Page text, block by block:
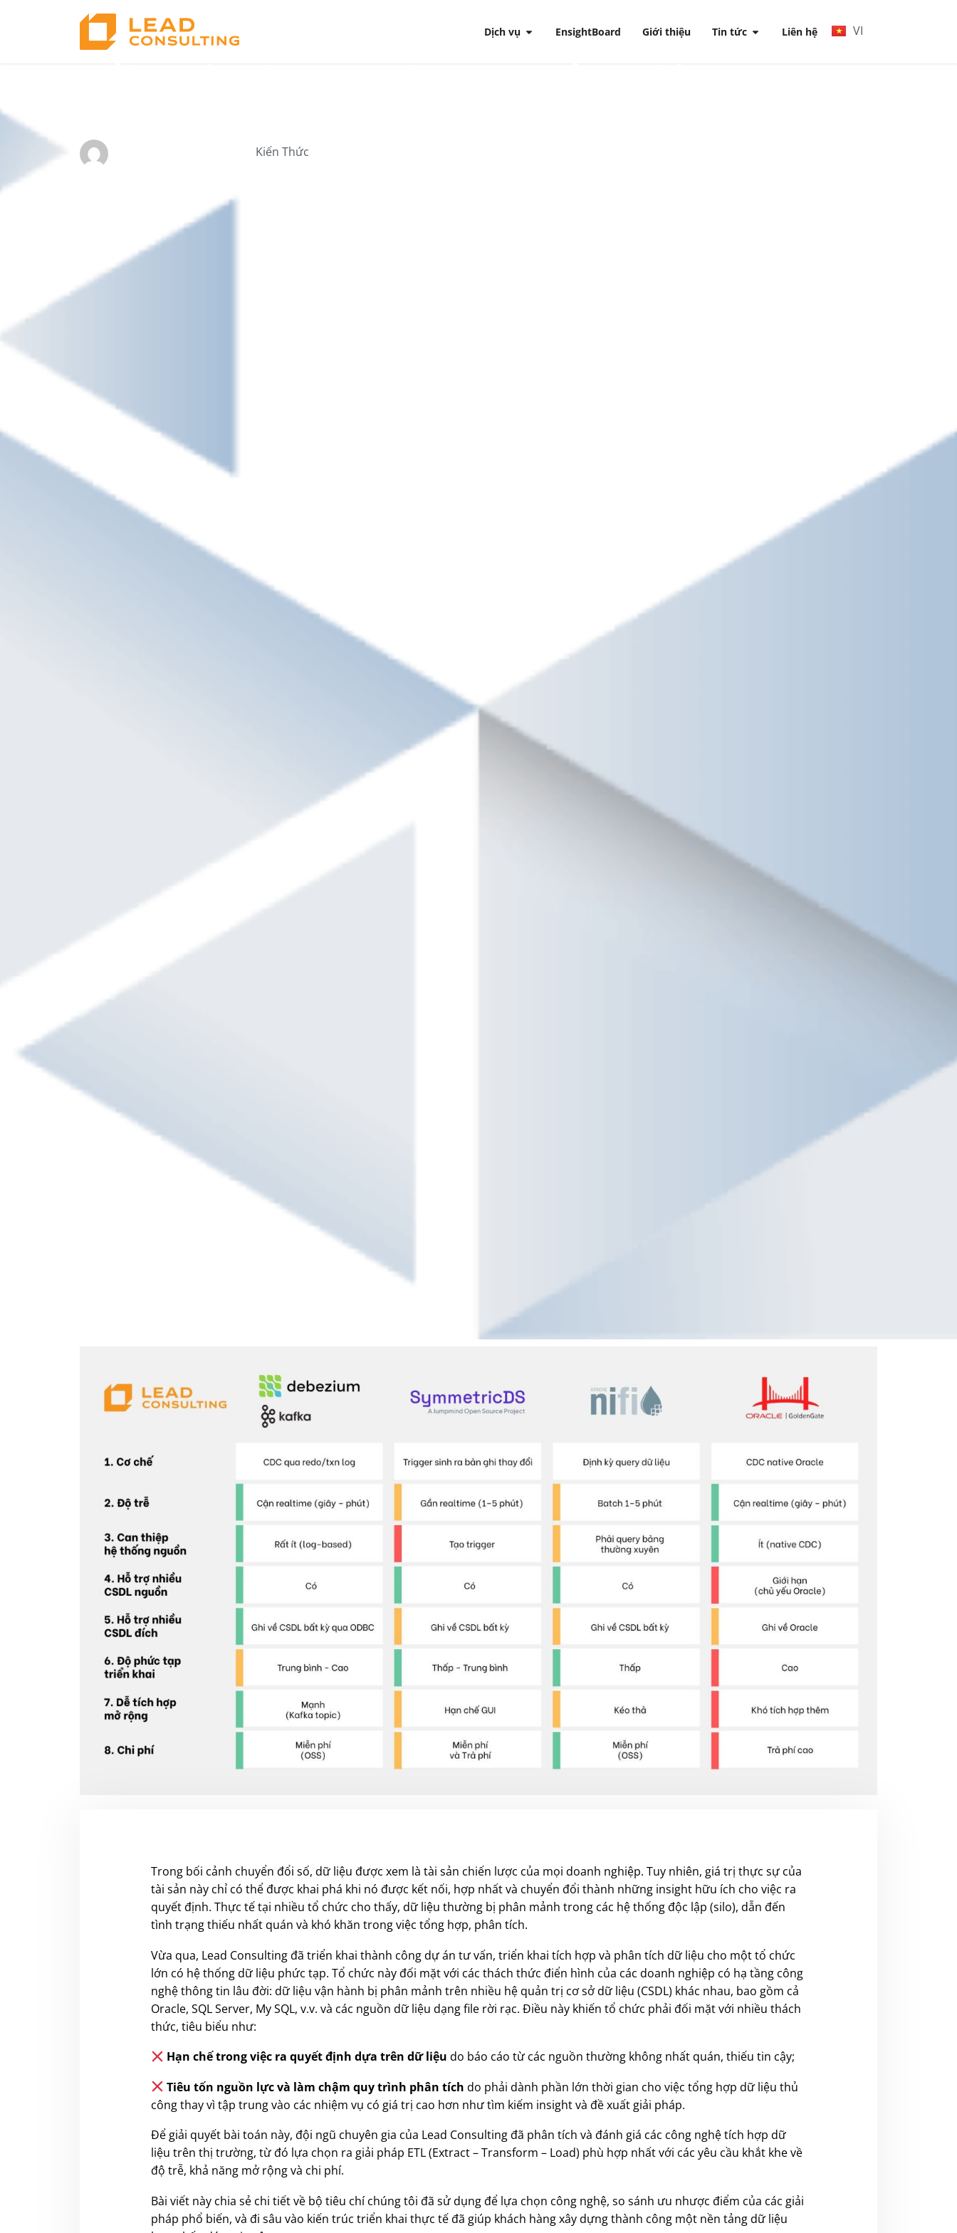
Dịch vụ EnsightBoard Giới thiệu Tin tức Liên hệ VI
Kiến Thức
Trong bối cảnh chuyển đổi số, dữ liệu được xem là tài sản chiến lược của mọi doanh nghiệp. Tuy nhiên, giá trị thực sự của
tài sản này chỉ có thể được khai phá khi nó được kết nối, hợp nhất và chuyển đổi thành những insight hữu ích cho việc ra
quyết định. Thực tế tại nhiều tổ chức cho thấy, dữ liệu thường bị phân mảnh trong các hệ thống độc lập (silo), dẫn đến
tình trạng thiếu nhất quán và khó khăn trong việc tổng hợp, phân tích.
Vừa qua, Lead Consulting đã triển khai thành công dự án tư vấn, triển khai tích hợp và phân tích dữ liệu cho một tổ chức
lớn có hệ thống dữ liệu phức tạp. Tổ chức này đối mặt với các thách thức điển hình của các doanh nghiệp có hạ tầng công
nghệ thông tin lâu đời: dữ liệu vận hành bị phân mảnh trên nhiều hệ quản trị cơ sở dữ liệu (CSDL) khác nhau, bao gồm cả
Oracle, SQL Server, My SQL, v.v. và các nguồn dữ liệu dạng file rời rạc. Điều này khiến tổ chức phải đối mặt với nhiều thách
thức, tiêu biểu như:
Hạn chế trong việc ra quyết định dựa trên dữ liệu do báo cáo từ các nguồn thường không nhất quán, thiếu tin cậy;
Tiêu tốn nguồn lực và làm chậm quy trình phân tích do phải dành phần lớn thời gian cho việc tổng hợp dữ liệu thủ
công thay vì tập trung vào các nhiệm vụ có giá trị cao hơn như tìm kiếm insight và đề xuất giải pháp.
Để giải quyết bài toán này, đội ngũ chuyên gia của Lead Consulting đã phân tích và đánh giá các công nghệ tích hợp dữ
liệu trên thị trường, từ đó lựa chọn ra giải pháp ETL (Extract – Transform – Load) phù hợp nhất với các yêu cầu khắt khe về
độ trễ, khả năng mở rộng và chi phí.
Bài viết này chia sẻ chi tiết về bộ tiêu chí chúng tôi đã sử dụng để lựa chọn công nghệ, so sánh ưu nhược điểm của các giải
pháp phổ biến, và đi sâu vào kiến trúc triển khai thực tế đã giúp khách hàng xây dựng thành công một nền tảng dữ liệu